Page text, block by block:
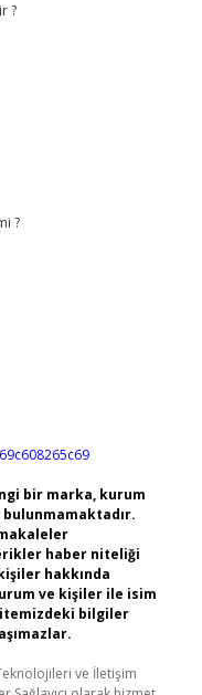
?
?
bir marka, kurum
bulunmamaktadır.
haber niteliği
hakkında
ve kişiler ile isim
bilgiler
ve İletişim